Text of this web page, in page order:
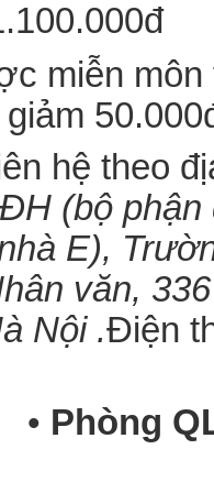
miễn
hệ theo
(bộ phận
E),
văn,
Nội .Điện
• Phòng